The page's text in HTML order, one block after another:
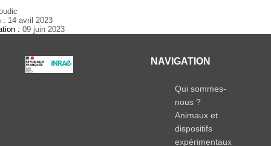
: 14 avril 2023
:09 juin 2023
NAVIGATION
Qui sommes-
nous ?
Animaux et
dispositifs
expérimentaux